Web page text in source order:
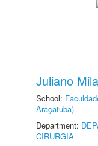
Juliano
School:
Araçatuba)
Department:
CIRURGIA